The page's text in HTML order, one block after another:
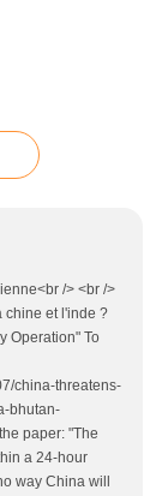
/> <br />
chine et l'inde ?
Operation" To
china-threatens-
bhutan-
paper: "The
a 24-hour
way China will